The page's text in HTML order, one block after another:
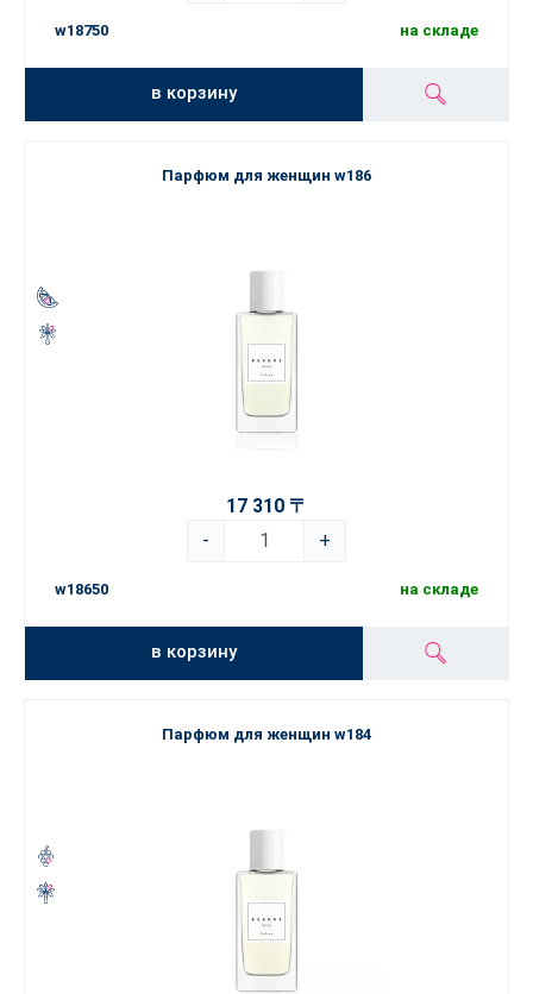
w18750 на складе
в корзину
Парфюм для женщин w186
17 310 〒
-
+
w18650 на складе
в корзину
Парфюм для женщин w184